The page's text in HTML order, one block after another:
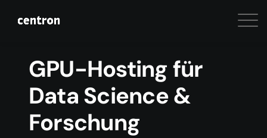
GPU-Hosting für
Data Science &
Forschung